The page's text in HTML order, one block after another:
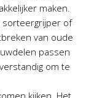
maken.
sorteergrijper of
van oude
passen
om te
kijken. Het